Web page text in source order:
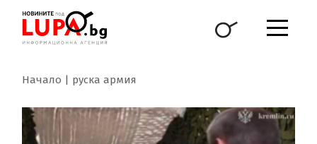
Начало руска армия